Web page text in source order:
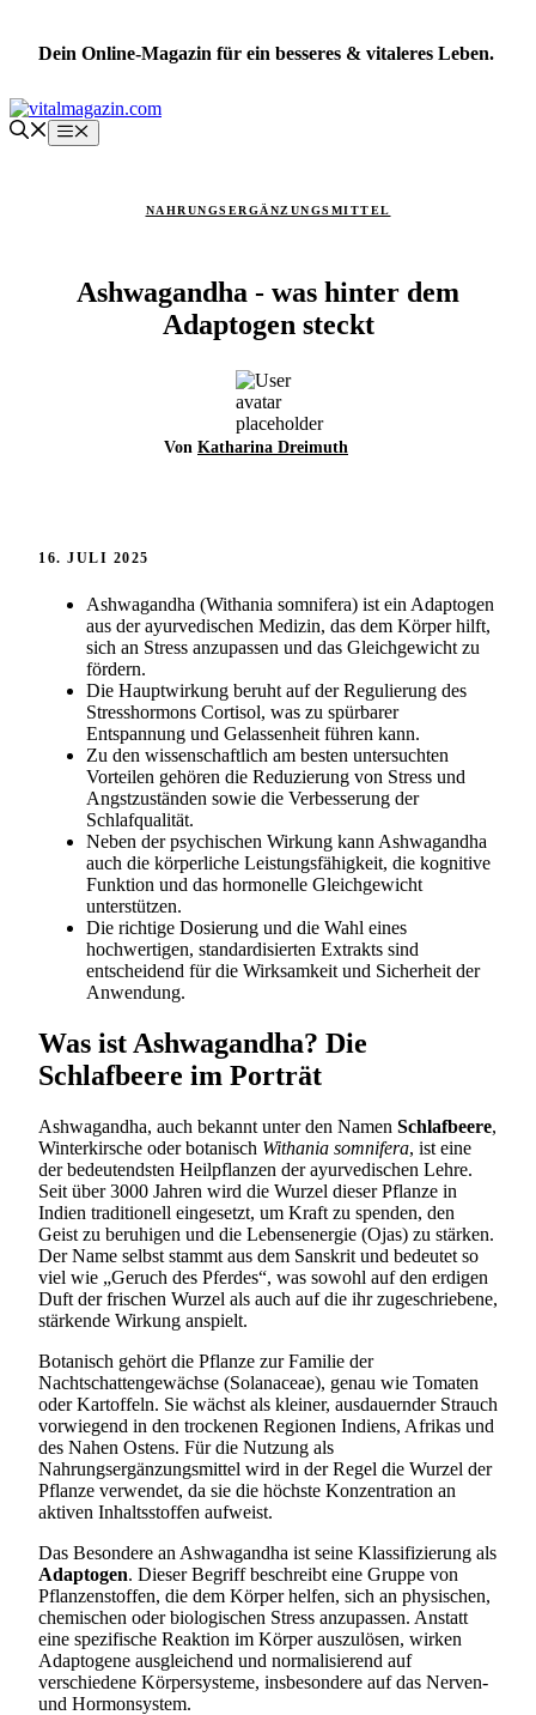
springen
Dein Online-Magazin für ein besseres & vitaleres Leben.
Menü
NAHRUNGSERGÄNZUNGSMITTEL
Ashwagandha - was hinter dem
Adaptogen steckt
Von Katharina Dreimuth
16. JULI 2025
Ashwagandha (Withania somnifera) ist ein Adaptogen
aus der ayurvedischen Medizin, das dem Körper hilft,
sich an Stress anzupassen und das Gleichgewicht zu
fördern.
Die Hauptwirkung beruht auf der Regulierung des
Stresshormons Cortisol, was zu spürbarer
Entspannung und Gelassenheit führen kann.
Zu den wissenschaftlich am besten untersuchten
Vorteilen gehören die Reduzierung von Stress und
Angstzuständen sowie die Verbesserung der
Schlafqualität.
Neben der psychischen Wirkung kann Ashwagandha
auch die körperliche Leistungsfähigkeit, die kognitive
Funktion und das hormonelle Gleichgewicht
unterstützen.
Die richtige Dosierung und die Wahl eines
hochwertigen, standardisierten Extrakts sind
entscheidend für die Wirksamkeit und Sicherheit der
Anwendung.
Was ist Ashwagandha? Die
Schlafbeere im Porträt
Ashwagandha, auch bekannt unter den Namen Schlafbeere,
Winterkirsche oder botanisch Withania somnifera, ist eine
der bedeutendsten Heilpflanzen der ayurvedischen Lehre.
Seit über 3000 Jahren wird die Wurzel dieser Pflanze in
Indien traditionell eingesetzt, um Kraft zu spenden, den
Geist zu beruhigen und die Lebensenergie (Ojas) zu stärken.
Der Name selbst stammt aus dem Sanskrit und bedeutet so
viel wie „Geruch des Pferdes“, was sowohl auf den erdigen
Duft der frischen Wurzel als auch auf die ihr zugeschriebene,
stärkende Wirkung anspielt.
Botanisch gehört die Pflanze zur Familie der
Nachtschattengewächse (Solanaceae), genau wie Tomaten
oder Kartoffeln. Sie wächst als kleiner, ausdauernder Strauch
vorwiegend in den trockenen Regionen Indiens, Afrikas und
des Nahen Ostens. Für die Nutzung als
Nahrungsergänzungsmittel wird in der Regel die Wurzel der
Pflanze verwendet, da sie die höchste Konzentration an
aktiven Inhaltsstoffen aufweist.
Das Besondere an Ashwagandha ist seine Klassifizierung als
Adaptogen. Dieser Begriff beschreibt eine Gruppe von
Pflanzenstoffen, die dem Körper helfen, sich an physischen,
chemischen oder biologischen Stress anzupassen. Anstatt
eine spezifische Reaktion im Körper auszulösen, wirken
Adaptogene ausgleichend und normalisierend auf
verschiedene Körpersysteme, insbesondere auf das Nerven-
und Hormonsystem.